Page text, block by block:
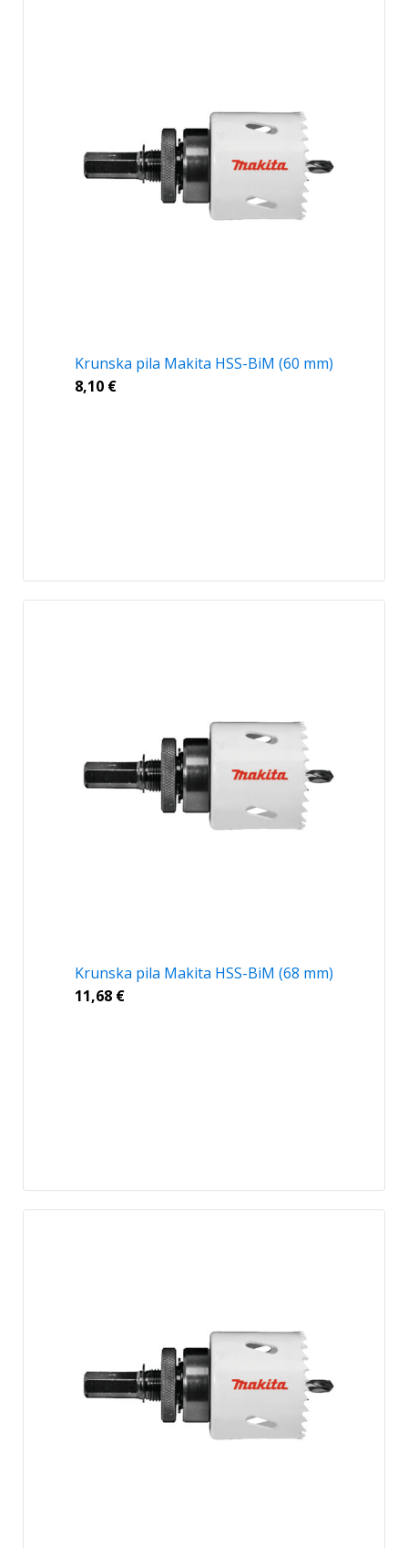
Krunska pila Makita HSS-BiM (60 mm)
8,10 €
Krunska pila Makita HSS-BiM (68 mm)
11,68 €